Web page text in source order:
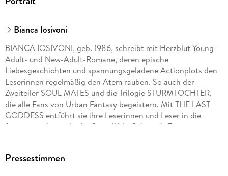
Bianca Iosivoni
BIANCA IOSIVONI, geb. 1986, schreibt mit Herzblut Young-
Adult- und New-Adult-Romane, deren epische
Liebesgeschichten und spannungsgeladene Actionplots den
Leserinnen regelmäßig den Atem rauben. So auch der
Zweiteiler SOUL MATES und die Trilogie STURMTOCHTER,
die alle Fans von Urban Fantasy begeistern. Mit THE LAST
GODDESS entführt sie ihre Leserinnen und Leser in die
faszinierende nordische Saga-Welt. Schon als Teenager
Studium der Sozialwissenschaften und der Mitarbeit in einer
Pressestimmen